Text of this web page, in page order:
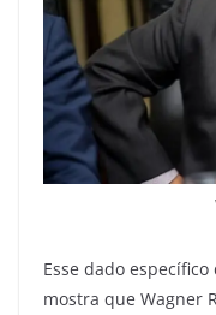
Esse dado
mostra que Wagner